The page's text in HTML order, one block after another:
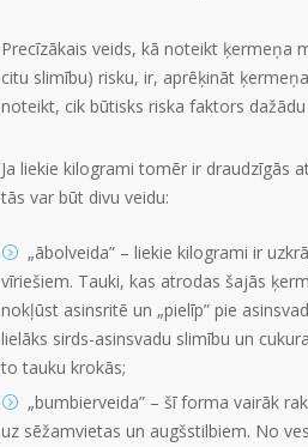
Precīzākais veids, kā noteikt ķermeņa
citu slimību) risku, ir, aprēķināt
noteikt, cik būtisks riska faktors
Ja liekie kilogrami tomēr ir draudzīgās
tās var būt divu veidu:
„ābolveida” – liekie kilogrami ir
vīriešiem. Tauki, kas atrodas šajās
nokļūst asinsritē un „pielīp” pie
lielāks sirds-asinsvadu slimību un
to tauku krokās;
„bumbierveida” – šī forma vairāk
uz sēžamvietas un augšstilbiem. No